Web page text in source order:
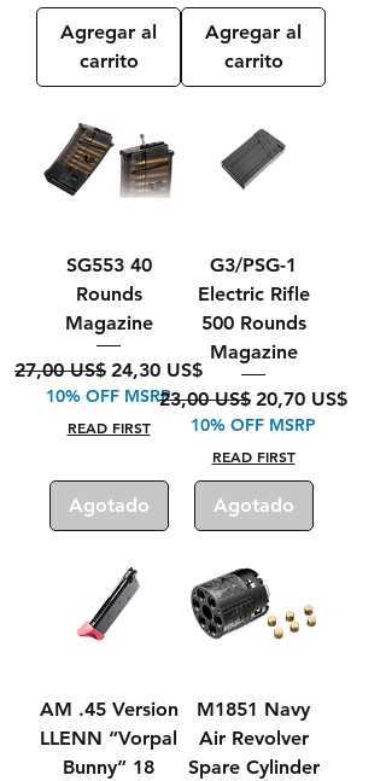
Agregar al
carrito
Agregar al
carrito
SG553 40
Rounds
Magazine
Precio
27,00 US$ Precio de oferta
24,30 US$
10% OFF MSRP
READ FIRST
Agotado
G3/PSG-1
Electric Rifle
500 Rounds
Magazine
Precio
23,00 US$ Precio de
20,70 US$
10% OFF MSRP
READ FIRST
Agotado
AM .45 Version
LLENN “Vorpal
Bunny” 18
M1851 Navy
Air Revolver
Spare Cylinder